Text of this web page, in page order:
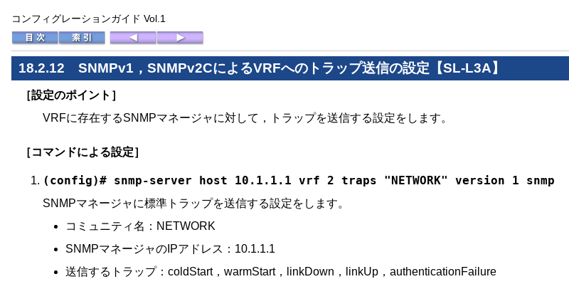
コンフィグレーションガイド Vol.1
18.2.12 SNMPv1，SNMPv2CによるVRFへのトラップ送信の設定 【SL-L3A】
［設定のポイント］
VRFに存在するSNMPマネージャに対して，トラップを送信する設定をします。
［コマンドによる設定］
(config)# snmp-server host 10.1.1.1 vrf 2 traps "NETWORK" version 1 snmp
SNMPマネージャに標準トラップを送信する設定をします。
コミュニティ名：NETWORK
SNMPマネージャのIPアドレス：10.1.1.1
送信するトラップ：coldStart，warmStart，linkDown，linkUp，authenticationFailure